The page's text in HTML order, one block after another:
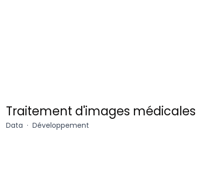
Angio
OCT
Traitement d'images médicales
Data Développement